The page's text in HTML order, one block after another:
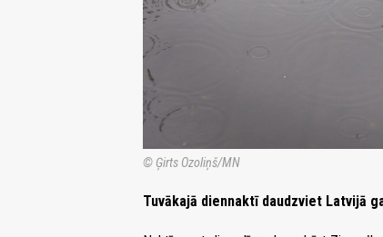
© Ģirts Ozoliņš/MN
Tuvākajā diennaktī daudzviet Latvijā